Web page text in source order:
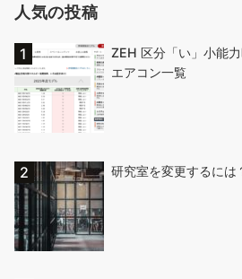
人気の投稿
ZEH 区分「い」小能
エアコン一覧
研究室を変更するに